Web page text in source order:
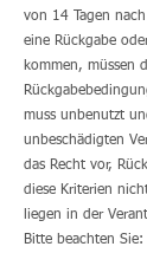
von 14 Tagen
eine Rückgabe
kommen, müssen
muss unbenutzt
unbeschädigten
das Recht vor,
diese Kriterien
liegen in der
Bitte beachten